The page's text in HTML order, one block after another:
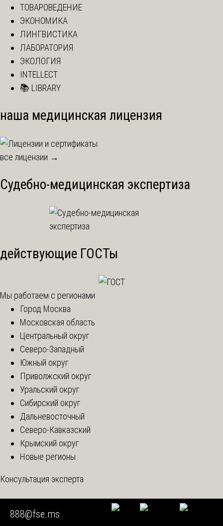
ТОВАРОВЕДЕНИЕ
ЭКОНОМИКА
ЛИНГВИСТИКА
ЛАБОРАТОРИЯ
ЭКОЛОГИЯ
INTELLECT
📚 LIBRARY
наша медицинская лицензия
все лицензии →
Судебно-медицинская экспертиза
действующие ГОСТы
Мы работаем с регионами
Город Москва
Московская область
Центральный округ
Северо-Западный
Южный округ
Приволжский округ
Уральский округ
Сибирский округ
Дальневосточный
Северо-Кавказский
Крымский округ
Новые регионы
Консультация эксперта
Я занимаюсь частной юридической
практикой и в настоящее время представляю интересы
888@fse.ms